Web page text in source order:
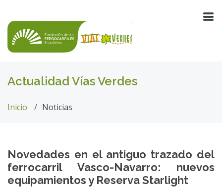
Actualidad Vías Verdes
Inicio Noticias
Novedades en el antiguo trazado del
ferrocarril Vasco-Navarro: nuevos
equipamientos y Reserva Starlight